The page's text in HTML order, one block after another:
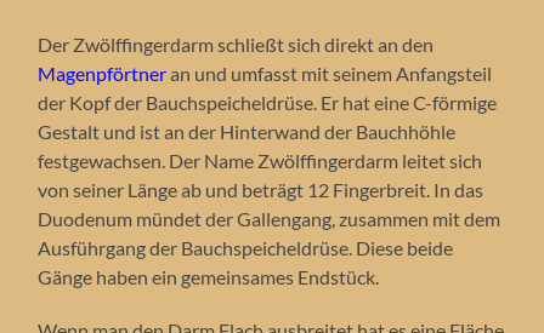
Der Zwölffingerdarm schließt sich direkt an den
Magenpförtneran und umfasst mit seinem Anfangsteil
der Kopf der Bauchspeicheldrüse. Er hat eine C-förmige
Gestalt und ist an der Hinterwand der Bauchhöhle
festgewachsen. Der Name Zwölffingerdarm leitet sich
von seiner Länge ab und beträgt 12 Fingerbreit. In das
Duodenum mündet der Gallengang, zusammen mit dem
Ausführgang der Bauchspeicheldrüse. Diese beide
Gänge haben ein gemeinsames Endstück.